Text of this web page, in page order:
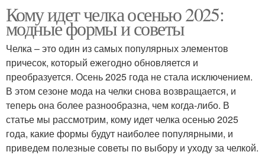
Кому идет челка осенью 2025:
модные формы и советы
Челка – это один из самых популярных элементов
причесок, который ежегодно обновляется и
преобразуется. Осень 2025 года не стала исключением.
В этом сезоне мода на челки снова возвращается, и
теперь она более разнообразна, чем когда-либо. В
статье мы рассмотрим, кому идет челка осенью 2025
года, какие формы будут наиболее популярными, и
приведем полезные советы по выбору и уходу за челкой.